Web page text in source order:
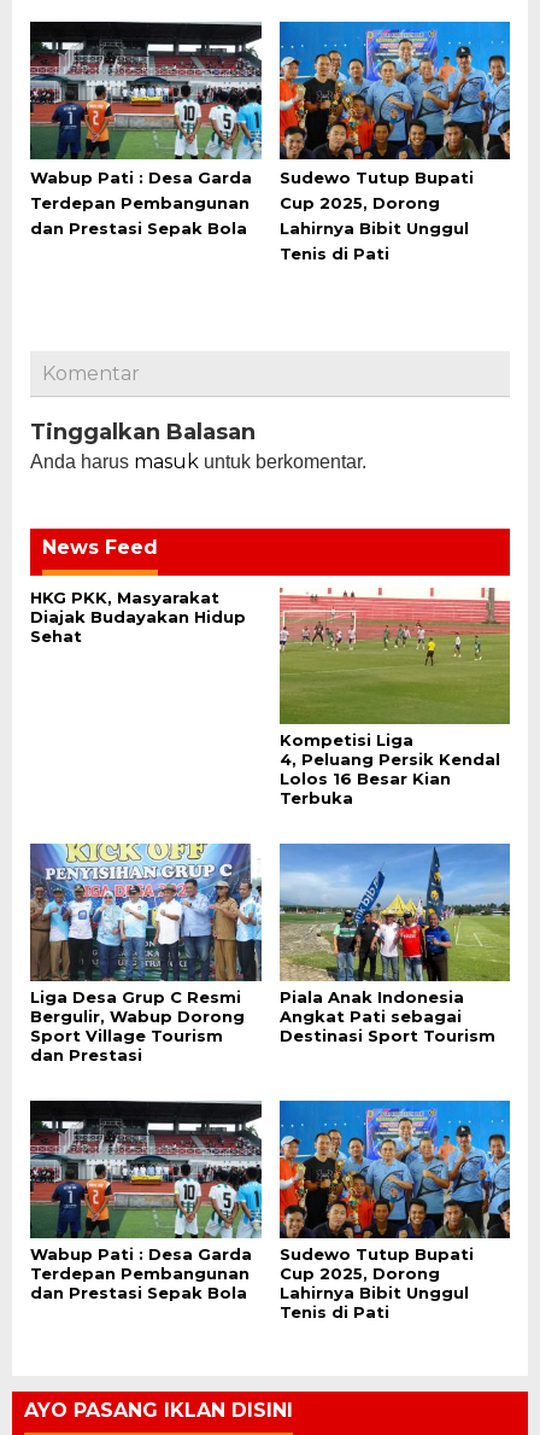
Wabup Pati : Desa Garda
Terdepan Pembangunan
dan Prestasi Sepak Bola
Sudewo Tutup Bupati
Cup 2025, Dorong
Lahirnya Bibit Unggul
Tenis di Pati
Komentar
Tinggalkan Balasan
Anda harus masuk untuk berkomentar.
News Feed
HKG PKK, Masyarakat
Diajak Budayakan Hidup
Sehat
Kompetisi Liga
4, Peluang Persik Kendal
Lolos 16 Besar Kian
Terbuka
Liga Desa Grup C Resmi
Bergulir, Wabup Dorong
Sport Village Tourism
dan Prestasi
Piala Anak Indonesia
Angkat Pati sebagai
Destinasi Sport Tourism
Wabup Pati : Desa Garda
Terdepan Pembangunan
dan Prestasi Sepak Bola
Sudewo Tutup Bupati
Cup 2025, Dorong
Lahirnya Bibit Unggul
Tenis di Pati
AYO PASANG IKLAN DISINI